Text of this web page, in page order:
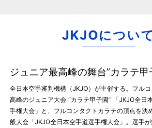
JKJOについて
ジュニア最高峰の舞台”カラテ甲
全日本空手審判機構（JKJO）が主催する。フル
高峰のジュニア大会 “カラテ甲子園” 「JKJO全日
手権大会」と、フルコンタクトカラテの頂点を決
般大会「JKJO全日本空手道選手権大会」。選手